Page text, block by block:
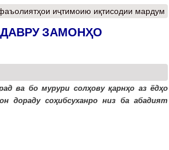
иҷтимоию иқтисодии мардум
ЗАМОНҲО
ва бо мурури солҳову қарнҳо аз ёдҳо
дораду соҳибсуханро низ ба абадият